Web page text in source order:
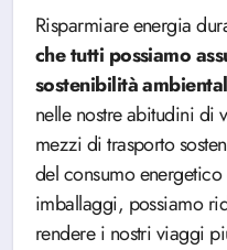
Risparmiare energia
che tutti possiamo
sostenibilità
nelle nostre abitudini di
mezzi di trasporto
del consumo
imballaggi, possiamo
rendere i nostri viaggi